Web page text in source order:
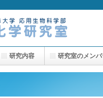
研究内容 研究室のメン